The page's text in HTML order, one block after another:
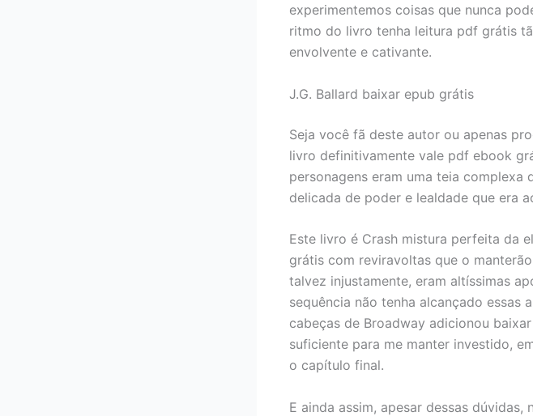
experimentemos coisas que nunca
ritmo do livro tenha leitura pdf grátis
envolvente e cativante.
J.G. Ballard baixar epub grátis
Seja você fã deste autor ou apenas
livro definitivamente vale pdf ebook
personagens eram uma teia complexa
delicada de poder e lealdade que era
Este livro é Crash mistura perfeita da
grátis com reviravoltas que o
talvez injustamente, eram altíssimas
sequência não tenha alcançado essas
cabeças de Broadway adicionou
suficiente para me manter investido,
o capítulo final.
E ainda assim, apesar dessas